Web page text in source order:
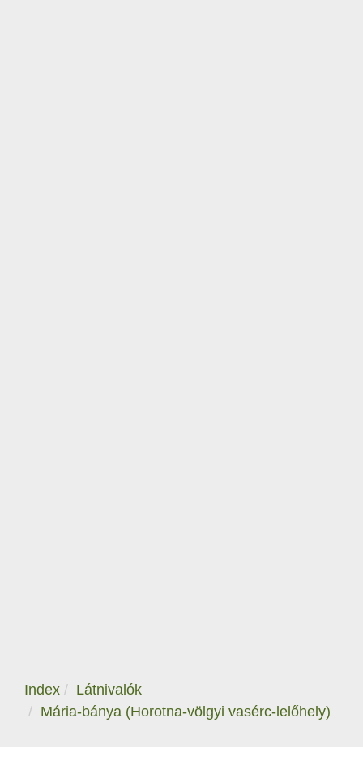
Index
Látnivalók
Mária-bánya (Horotna-völgyi vasérc-lelőhely)